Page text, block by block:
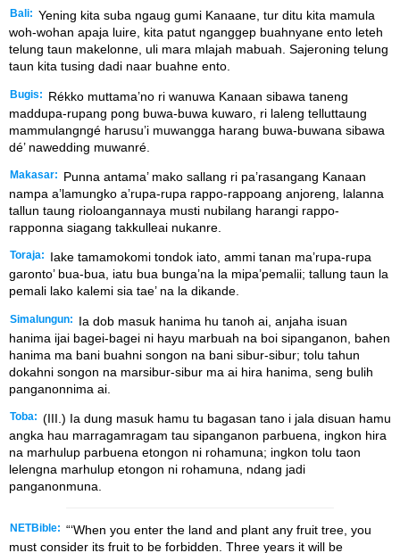
Bali: Yening kita suba ngaug gumi Kanaane, tur ditu kita mamula
woh-wohan apaja luire, kita patut nganggep buahnyane ento leteh
telung taun makelonne, uli mara mlajah mabuah. Sajeroning telung
taun kita tusing dadi naar buahne ento.
Bugis:
Rékko muttama’no ri wanuwa Kanaan sibawa taneng
maddupa-rupang pong buwa-buwa kuwaro, ri laleng telluttaung
mammulangngé harusu’i muwangga harang buwa-buwana sibawa
dé’ nawedding muwanré.
Makasar:
Punna antama’ mako sallang ri pa’rasangang Kanaan
nampa a’lamungko a’rupa-rupa rappo-rappoang anjoreng, lalanna
tallun taung rioloangannaya musti nubilang harangi rappo-
rapponna siagang takkulleai nukanre.
Toraja:
Iake tamamokomi tondok iato, ammi tanan ma’rupa-rupa
garonto’ bua-bua, iatu bua bunga’na la mipa’pemalii; tallung taun la
pemali lako kalemi sia tae’ na la dikande.
Simalungun:
Ia dob masuk hanima hu tanoh ai, anjaha isuan
hanima ijai bagei-bagei ni hayu marbuah na boi sipanganon, bahen
hanima ma bani buahni songon na bani sibur-sibur; tolu tahun
dokahni songon na marsibur-sibur ma ai hira hanima, seng bulih
panganonnima ai.
Toba: (III.) Ia dung masuk hamu tu bagasan tano i jala disuan hamu
angka hau marragamragam tau sipanganon parbuena, ingkon hira
na marhulup parbuena etongon ni rohamuna; ingkon tolu taon
lelengna marhulup etongon ni rohamuna, ndang jadi
panganonmuna.
NETBible: “‘When you enter the land and plant any fruit tree, you
must consider its fruit to be forbidden. Three years it will be